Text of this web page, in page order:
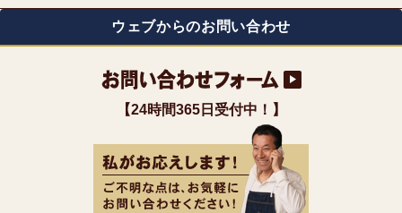
ウェブからのお問い合わせ
【24時間365日受付中！】